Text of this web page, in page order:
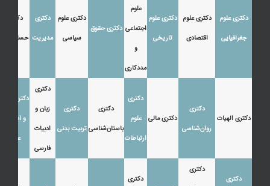
دکتری علوم
جغرافیایی
دکتری علوم
اقتصادی
دکتری علوم
تاریخی
علوم
اجتماعی
و
مددکاری
دکتری حقوق
دکتری علوم
سیاسی
دکتری
مدیریت
دکتری
حسابداری
دکتری الهیات
دکتری
روان‌شناسی
دکتری مالی
دکتری
علوم
ارتباطات
دکتری
باستان‌شناسی
دکتری
تربیت بدنی
دکتری
زبان و
ادبیات
فارسی
دکتری زبان
و ادبیات
عرب
دکتری
دکتری
دکتری